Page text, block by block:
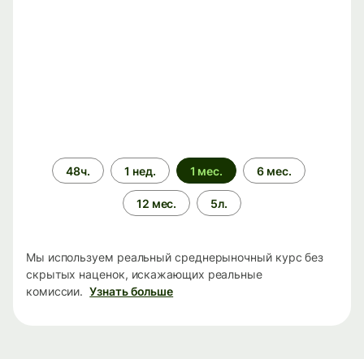
Период
времени
48ч. 1 нед. 1 мес. 6 мес.
12 мес. 5л.
Мы используем реальный среднерыночный курс без
скрытых наценок, искажающих реальные
комиссии. Узнать больше